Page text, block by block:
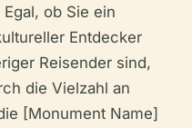
ob Sie ein
Entdecker
Reisender sind,
die Vielzahl an
[Monument Name]